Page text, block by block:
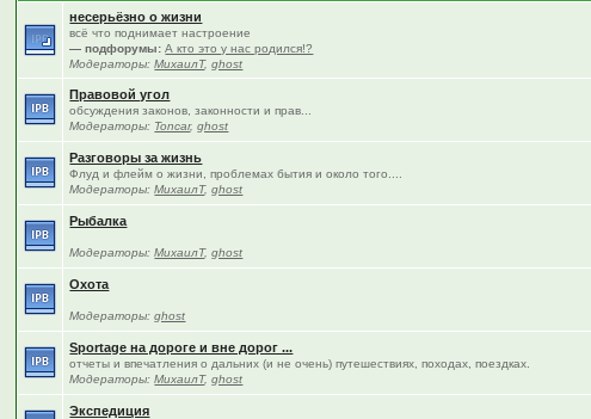
несерьёзно о жизни
всё что поднимает настроение
— подфорумы: А кто это у нас родился!?
Модераторы:МихаилТ,ghost
Правовой угол
обсуждения законов, законности и прав...
Модераторы: Toncar,ghost
Разговоры за жизнь
Флуд и флейм о жизни, проблемах бытия и около того....
Модераторы:МихаилТ,ghost
Рыбалка
Модераторы:МихаилТ,ghost
Охота
Модераторы:ghost
Sportage на дороге и вне дорог ...
отчеты и впечатления о дальних (и не очень) путешествиях, походах, поездках.
Модераторы:МихаилТ,ghost
Экспедиция